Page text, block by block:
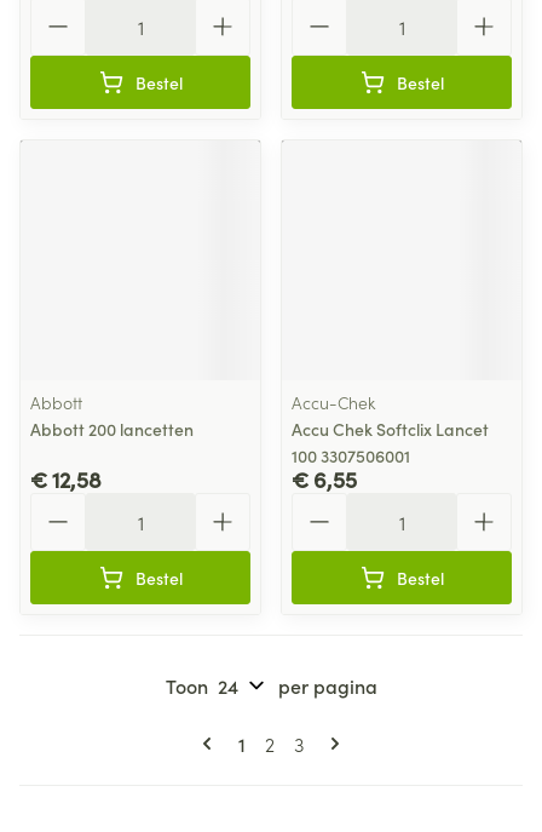
Bestel Bestel
Abbott
Abbott 200 lancetten
€ 12,58
Bestel
Accu-Chek
Accu Chek Softclix Lancet
100 3307506001
€ 6,55
Bestel
Pagina's
U lees momenteel pagina
1 Pagina
2 Pagina
3
Toon per pagina